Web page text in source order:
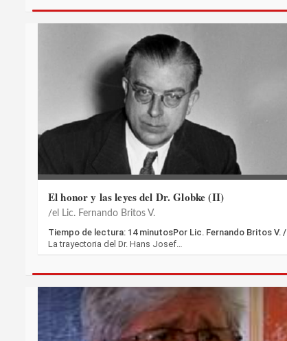
El honor y las leyes del Dr. Globke (II)
el Lic. Fernando Britos V.
Tiempo de lectura: 14 minutosPor Lic. Fernando Britos V. /
La trayectoria del Dr. Hans Josef…